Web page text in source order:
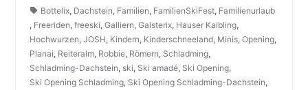
Bottelix, Dachstein, Familien, FamilienSkiFest, Familienurlaub
, Freeriden, freeski, Galliern, Galsterix, Hauser Kaibling,
Hochwurzen, JOSH, Kindern, Kinderschneeland, Minis, Opening,
Planai, Reiteralm, Robbie, Römern, Schladming,
Schladming-Dachstein, ski, Ski amadé, Ski Opening,
Ski Opening Schladming, Ski Opening Schladming-Dachstein,